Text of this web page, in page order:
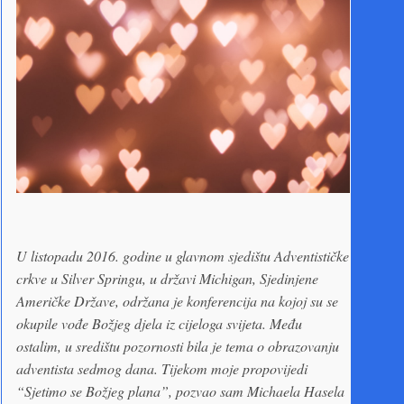
U listopadu 2016. godine u glavnom sjedištu Adventističke
crkve u Silver Springu, u državi Michigan, Sjedinjene
Američke Države, održana je konferencija na kojoj su se
okupile vođe Božjeg djela iz cijeloga svijeta. Među
ostalim, u središtu pozornosti bila je tema o obrazovanju
adventista sedmog dana. Tijekom moje propovijedi
“Sjetimo se Božjeg plana”, pozvao sam Michaela Hasela